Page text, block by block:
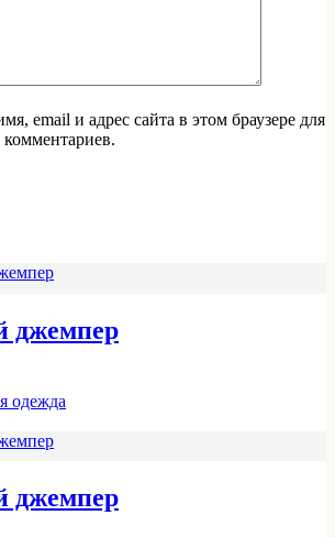
email и адрес сайта в этом браузере для
джемпер
одежда
джемпер